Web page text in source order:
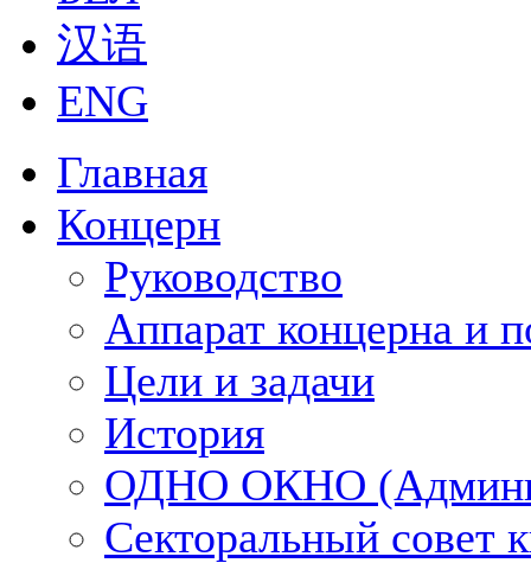
汉语
ENG
Главная
Концерн
Руководство
Аппарат концерна и
Цели и задачи
История
ОДНО ОКНО
Секторальный совет